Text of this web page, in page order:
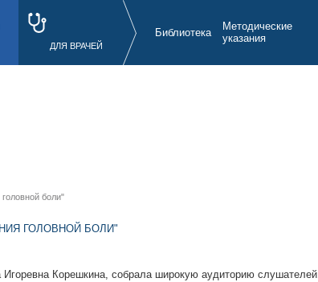
ДЛЯ ВРАЧЕЙ
Библиотека
Методические
указания
боли"
ГОЛОВНОЙ БОЛИ"
Корешкина, собрала широкую аудиторию слушателей.